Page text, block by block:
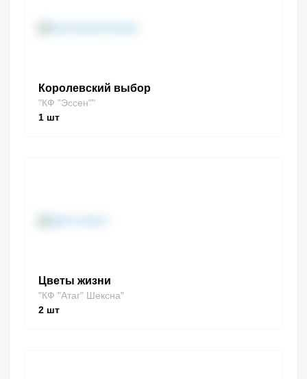
Королевский выбор
"КФ "Эссен""
1 шт
Цветы жизни
"КФ "Атаг" Шексна"
2 шт